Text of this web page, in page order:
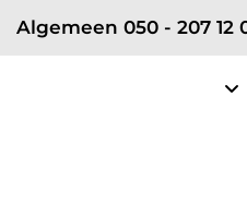
Algemeen 050 - 207 12